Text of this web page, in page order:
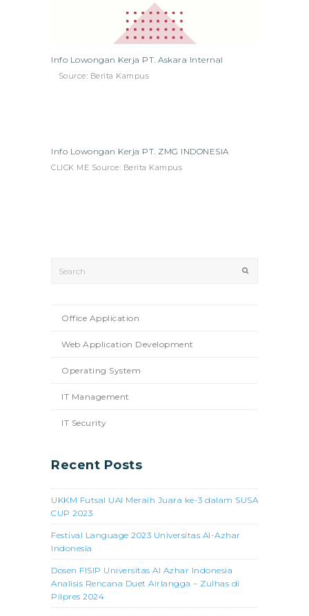
Info Lowongan Kerja PT. Askara Internal
Source: Berita Kampus
Info Lowongan Kerja PT. ZMG INDONESIA
CLICK ME Source: Berita Kampus
Office Application
Web Application Development
Operating System
IT Management
IT Security
Recent Posts
UKKM Futsal UAI Meraih Juara ke-3 dalam SUSA
CUP 2023
Festival Language 2023 Universitas Al-Azhar
Indonesia
Dosen FISIP Universitas Al Azhar Indonesia
Analisis Rencana Duet Airlangga – Zulhas di
Pilpres 2024